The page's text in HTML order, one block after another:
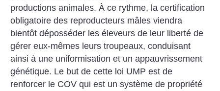
productions animales. À ce rythme, la certification
obligatoire des reproducteurs mâles viendra
bientôt déposséder les éleveurs de leur liberté de
gérer eux-mêmes leurs troupeaux, conduisant
ainsi à une uniformisation et un appauvrissement
génétique. Le but de cette loi UMP est de
renforcer le COV qui est un système de propriété